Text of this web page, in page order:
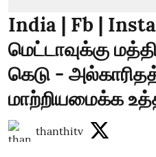
India | Fb |
மெட்டாவுக்கு
கெடு -
மாற்றியமைக்க
thanthitv